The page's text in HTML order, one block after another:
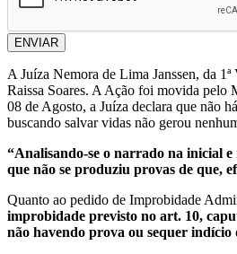
ENVIAR
A Juíza Nemora de Lima Janssen, da
Raissa Soares. A Ação foi movida pelo
08 de Agosto, a Juíza declara que não
buscando salvar vidas não gerou
“Analisando-se o narrado na inicial e
que não se produziu provas de que,
Quanto ao pedido de Improbidade
improbidade previsto no art. 10,
não havendo prova ou sequer indício